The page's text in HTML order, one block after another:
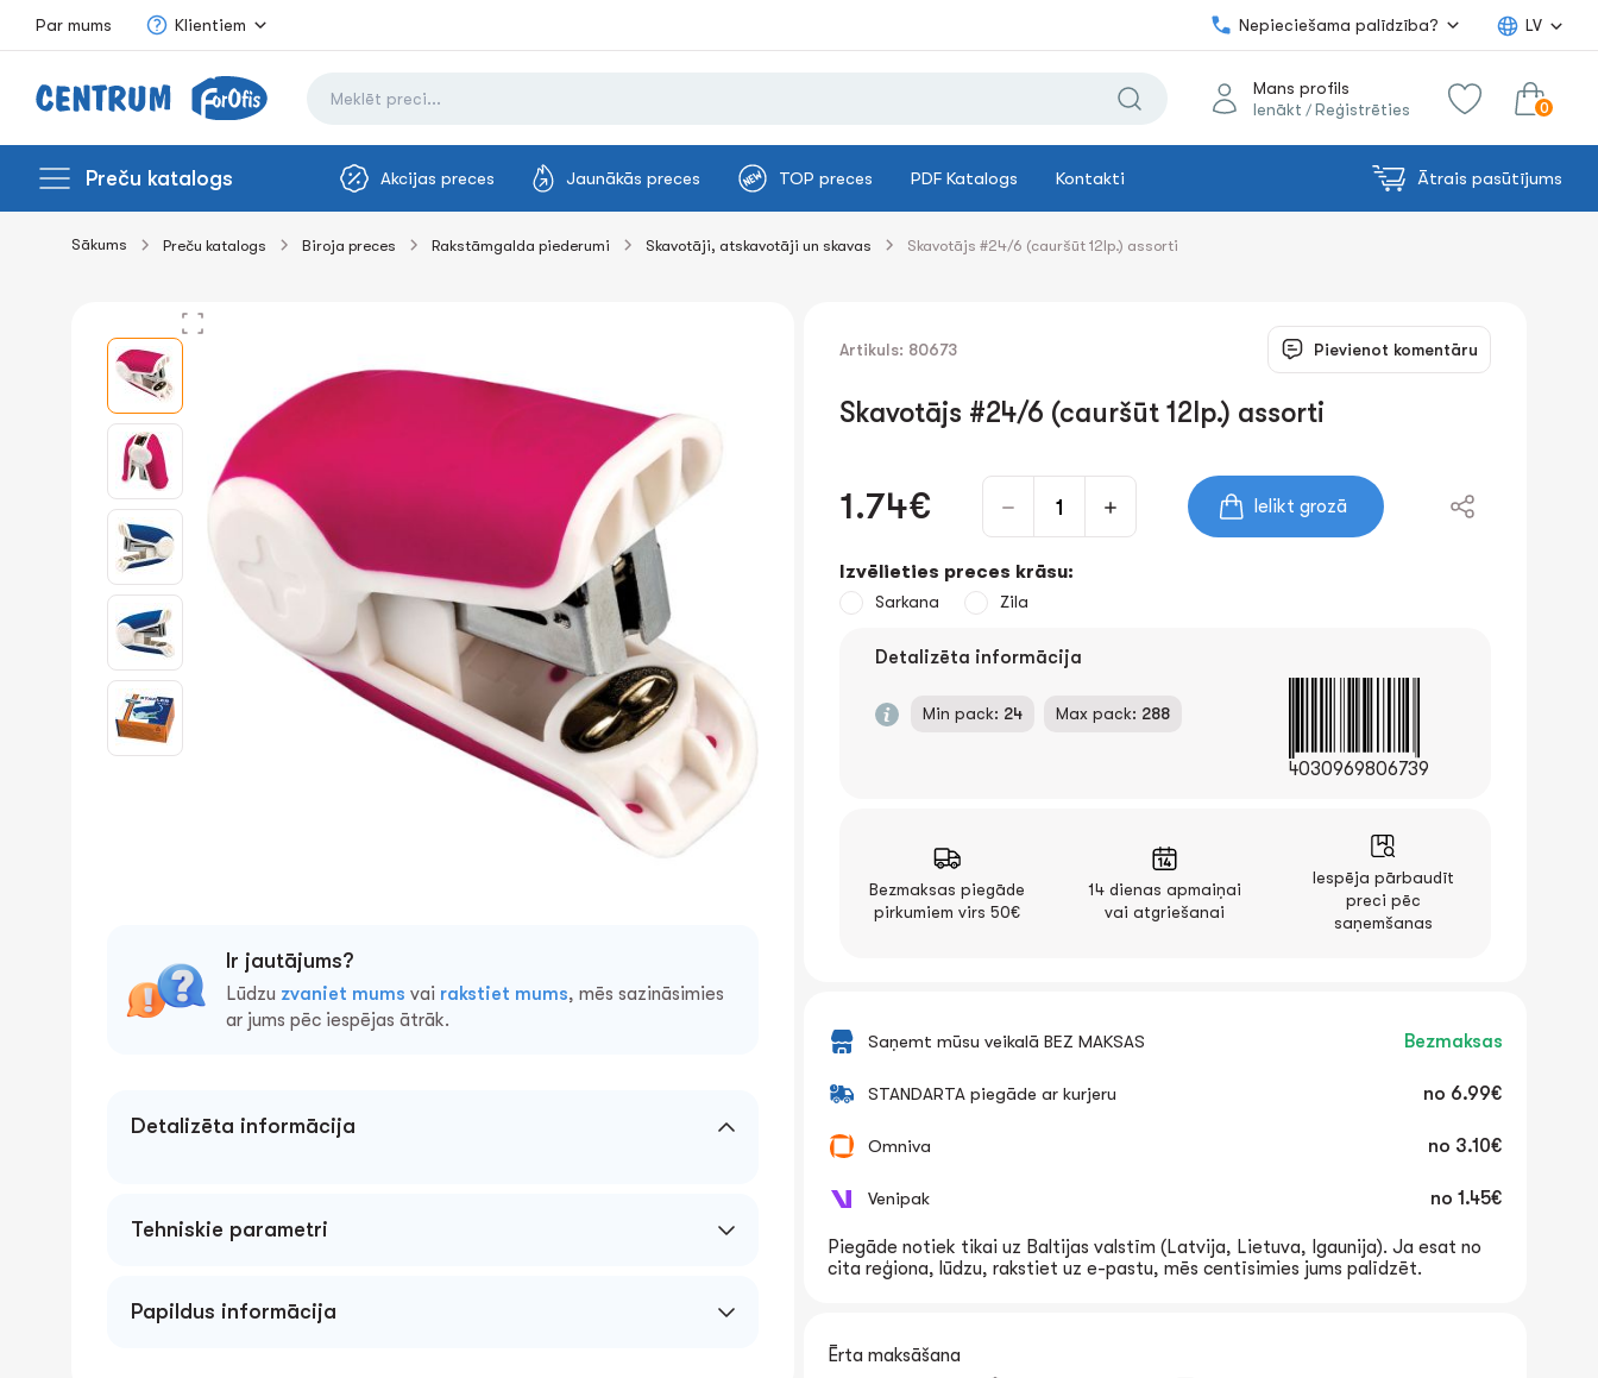
Par mums Klientiem Nepieciešama palīdzība? LV
Mans profils
Ienākt / Reģistrēties 0
Preču katalogs Akcijas preces Jaunākās preces TOP preces PDF Katalogs Kontakti Ātrais pasūtījums
Sākums Preču katalogs Biroja preces Rakstāmgalda piederumi Skavotāji, atskavotāji un skavas Skavotājs #24/6 (cauršūt 12lp.) assorti
Ir jautājums?
Lūdzu zvaniet mums vai rakstiet mums, mēs sazināsimies
ar jums pēc iespējas ātrāk.
Detalizēta informācija
Tehniskie parametri
Papildus informācija
Artikuls: 80673 Pievienot komentāru
Skavotājs #24/6 (cauršūt 12lp.) assorti
1.74€ Ielikt grozā
Izvēlieties preces krāsu:
Sarkana Zila
Detalizēta informācija
Min pack: 24 Max pack: 288
4030969806739
Bezmaksas piegāde
pirkumiem virs 50€
14 dienas apmaiņai
vai atgriešanai
Iespēja pārbaudīt
preci pēc
saņemšanas
Saņemt mūsu veikalā BEZ MAKSAS Bezmaksas
STANDARTA piegāde ar kurjeru no 6.99€
Omniva no 3.10€
Venipak no 1.45€
Piegāde notiek tikai uz Baltijas valstīm (Latvija, Lietuva, Igaunija). Ja esat no
cita reģiona, lūdzu, rakstiet uz e-pastu, mēs centīsimies jums palīdzēt.
Ērta maksāšana